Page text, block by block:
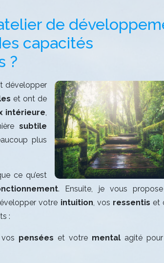
atelier de
capacités
?
développer
et ont de
intérieure,
subtile
plus
ce qu’est
. Ensuite, je vous
votre intuition, vos ressentis et
:
vos pensées et votre mental agité